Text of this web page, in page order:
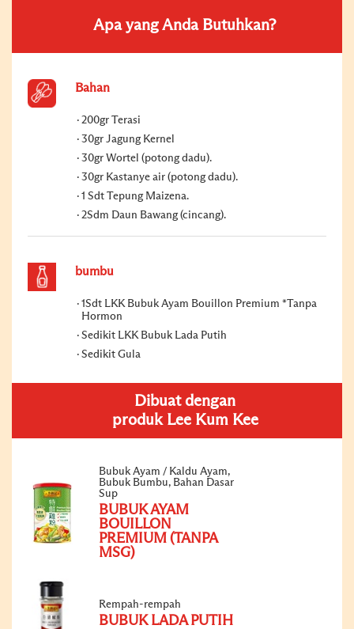
Apa yang Anda Butuhkan?
Bahan
200gr Terasi
30gr Jagung Kernel
30gr Wortel (potong dadu).
30gr Kastanye air (potong dadu).
1 Sdt Tepung Maizena.
2Sdm Daun Bawang (cincang).
bumbu
1Sdt LKK Bubuk Ayam Bouillon Premium *Tanpa
Hormon
Sedikit LKK Bubuk Lada Putih
Sedikit Gula
Dibuat dengan
produk Lee Kum Kee
Bubuk Ayam / Kaldu Ayam,
Bubuk Bumbu, Bahan Dasar
Sup
BUBUK AYAM
BOUILLON
PREMIUM (TANPA
MSG)
Rempah-rempah
BUBUK LADA PUTIH